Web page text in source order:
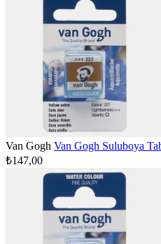
Van Gogh Van Gogh Suluboya
₺147,00